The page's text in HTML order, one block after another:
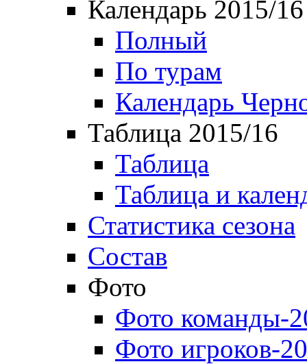
Календарь 2015/16
Полный
По турам
Календарь
Таблица 2015/16
Таблица
Таблица и
Статистика сезона
Состав
Фото
Фото команды-
Фото игроков-